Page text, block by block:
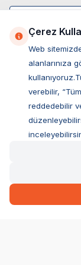
199,50TL
Müşteri Hizmetleri
Ovacık Mah.
Müşteri Destek
Çerez
Web
alanlarınıza
verebilir,
reddedebilir